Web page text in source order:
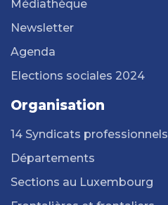
Médiathèque
Newsletter
Agenda
Elections sociales 2024
Organisation
14 Syndicats professionnels
Départements
Sections au Luxembourg